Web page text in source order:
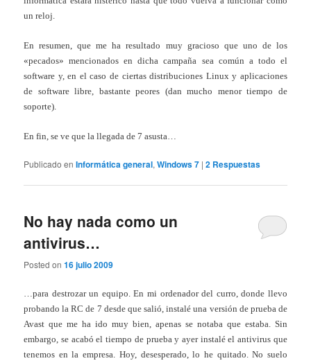
un reloj.
En resumen, que me ha resultado muy gracioso que uno de los
«pecados» mencionados en dicha campaña sea común a todo el
software y, en el caso de ciertas distribuciones Linux y aplicaciones
de software libre, bastante peores (dan mucho menor tiempo de
soporte).
En fin, se ve que la llegada de 7 asusta…
Publicado en Informática general,Windows 7 |2 Respuestas
No hay nada como un
antivirus…
Posted on16 julio 2009
…para destrozar un equipo. En mi ordenador del curro, donde llevo
probando la RC de 7 desde que salió, instalé una versión de prueba de
Avast que me ha ido muy bien, apenas se notaba que estaba. Sin
embargo, se acabó el tiempo de prueba y ayer instalé el antivirus que
tenemos en la empresa. Hoy, desesperado, lo he quitado. No suelo